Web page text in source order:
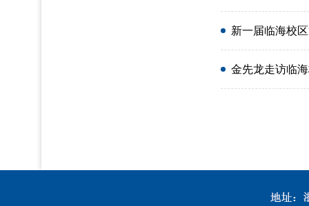
新一届临海校
金先龙走访临